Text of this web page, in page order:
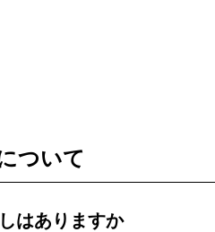
ついて
はありますか